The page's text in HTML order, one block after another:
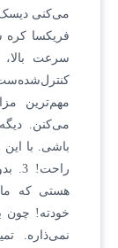
می‌کنی دیسک
فریکسا کره
سرعت
مهم‌ترین
می‌کنن.
باشی. با
هستی که
خودته! چون